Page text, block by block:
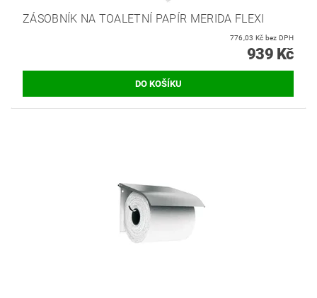
ZÁSOBNÍK NA TOALETNÍ PAPÍR MERIDA FLEXI
776,03 Kč bez DPH
939 Kč